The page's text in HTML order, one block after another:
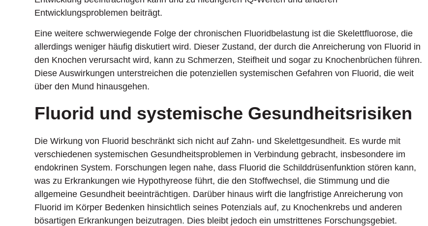
Entwicklungsproblemen beiträgt.
Eine weitere schwerwiegende Folge der chronischen Fluoridbelastung ist die Skelettfluorose, die
allerdings weniger häufig diskutiert wird. Dieser Zustand, der durch die Anreicherung von Fluorid in
den Knochen verursacht wird, kann zu Schmerzen, Steifheit und sogar zu Knochenbrüchen führen.
Diese Auswirkungen unterstreichen die potenziellen systemischen Gefahren von Fluorid, die weit
über den Mund hinausgehen.
Fluorid und systemische Gesundheitsrisiken
Die Wirkung von Fluorid beschränkt sich nicht auf Zahn- und Skelettgesundheit. Es wurde mit
verschiedenen systemischen Gesundheitsproblemen in Verbindung gebracht, insbesondere im
endokrinen System. Forschungen legen nahe, dass Fluorid die Schilddrüsenfunktion stören kann,
was zu Erkrankungen wie Hypothyreose führt, die den Stoffwechsel, die Stimmung und die
allgemeine Gesundheit beeinträchtigen. Darüber hinaus wirft die langfristige Anreicherung von
Fluorid im Körper Bedenken hinsichtlich seines Potenzials auf, zu Knochenkrebs und anderen
bösartigen Erkrankungen beizutragen. Dies bleibt jedoch ein umstrittenes Forschungsgebiet.